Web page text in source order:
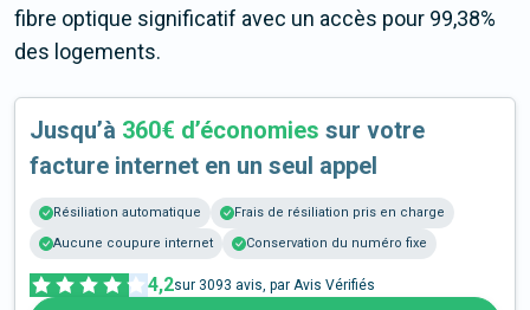
fibre optique significatif avec un accès pour 99,38%
des logements.
Jusqu’à 360€ d’économies sur votre
facture internet en un seul appel
Résiliation automatique
Frais de résiliation pris en charge
Aucune coupure internet
Conservation du numéro fixe
4,2sur 3093 avis, par Avis Vérifiés